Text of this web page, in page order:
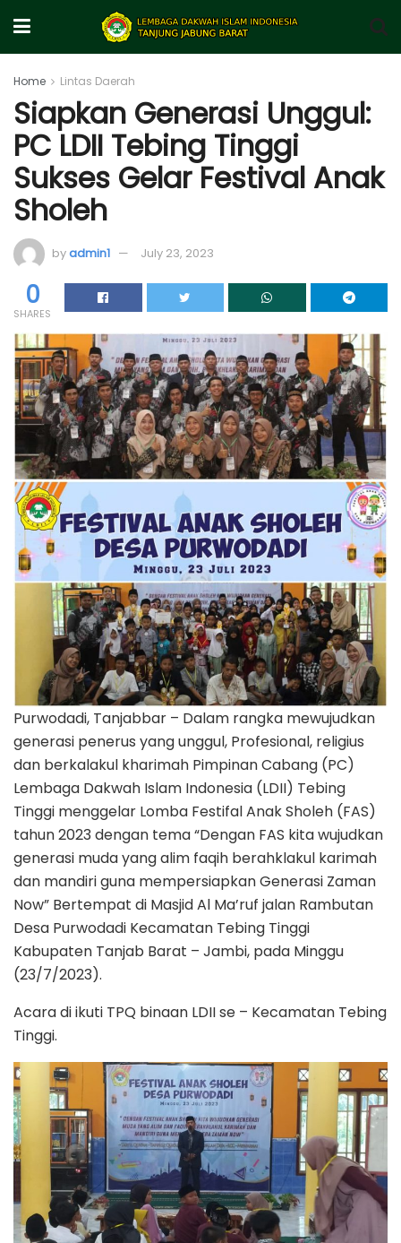
Home Lintas Daerah
Siapkan Generasi Unggul:
PC LDII Tebing Tinggi
Sukses Gelar Festival Anak
Sholeh
byadmin1 July 23, 2023
0
SHARES
Purwodadi, Tanjabbar – Dalam rangka mewujudkan
generasi penerus yang unggul, Profesional, religius
dan berkalakul kharimah Pimpinan Cabang (PC)
Lembaga Dakwah Islam Indonesia (LDII) Tebing
Tinggi menggelar Lomba Festifal Anak Sholeh (FAS)
tahun 2023 dengan tema “Dengan FAS kita wujudkan
generasi muda yang alim faqih berahklakul karimah
dan mandiri guna mempersiapkan Generasi Zaman
Now” Bertempat di Masjid Al Ma’ruf jalan Rambutan
Desa Purwodadi Kecamatan Tebing Tinggi
Kabupaten Tanjab Barat – Jambi, pada Minggu
(23/7/2023).
Acara di ikuti TPQ binaan LDII se – Kecamatan Tebing
Tinggi.